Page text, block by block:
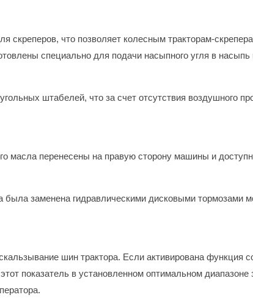
что позволяет колесным тракторам-
специально для подачи насыпного угля в
штабелей, что за счет отсутствия воздушного
масла перенесены на правую сторону машины и
заменена гидравлическими дисковыми тормозами
шин трактора. Если активирована функция
показатель в установленном оптимальном диапазоне